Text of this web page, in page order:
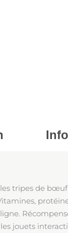
tripes de bœuf
jouets